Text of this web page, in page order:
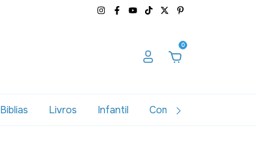
0
Biblias Livros Infantil Combos